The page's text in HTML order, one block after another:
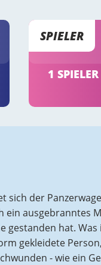
SPIELER
1 SPIELER
der
ausgebranntes
hat.
gekleidete
- wie ein